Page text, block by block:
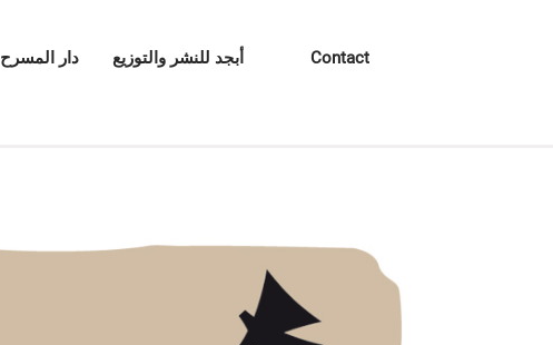
دار المسرح أبجد للنشر والتوزيع Contact